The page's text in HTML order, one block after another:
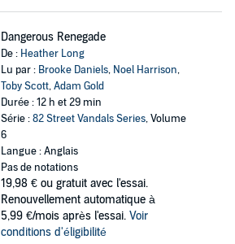
Dangerous Renegade
De : Heather Long
Lu par : Brooke Daniels, Noel Harrison,
Toby Scott,Adam Gold
Durée : 12 h et 29 min
Série :82 Street Vandals Series, Volume
6
Langue : Anglais
Pas de notations
19,98 € ou gratuit avec l'essai.
Renouvellement automatique à
5,99 €/mois après l'essai. Voir
conditions d'éligibilité